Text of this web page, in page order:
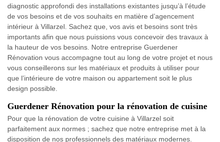
diagnostic approfondi des installations existantes jusqu’à l’étude
de vos besoins et de vos souhaits en matière d’agencement
intérieur à Villarzel. Sachez que, vos avis et besoins sont très
importants afin que nous puissions vous concevoir des travaux à
la hauteur de vos besoins. Notre entreprise Guerdener
Rénovation vous accompagne tout au long de votre projet et nous
vous conseillerons sur les matériaux et produits à utiliser pour
que l’intérieure de votre maison ou appartement soit le plus
design possible.
Guerdener Rénovation pour la rénovation de cuisine
Pour que la rénovation de votre cuisine à Villarzel soit
parfaitement aux normes ; sachez que notre entreprise met à la
disposition de nos professionnels des matériaux modernes.